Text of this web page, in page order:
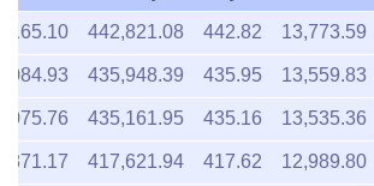
13,559.83
435.95
435,948.39
13,535.36
435.16
435,161.95
12,989.80
417.62
417,621.94
12,832.66
412.57
412,570.06